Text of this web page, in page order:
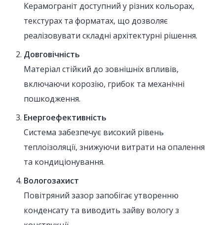
Керамограніт доступний у різних кольорах,
текстурах та форматах, що дозволяє
реалізовувати складні архітектурні рішення.
Довговічність
Матеріал стійкий до зовнішніх впливів,
включаючи корозію, грибок та механічні
пошкодження.
Енергоефективність
Система забезпечує високий рівень
теплоізоляції, знижуючи витрати на опалення
та кондиціонування.
Вологозахист
Повітряний зазор запобігає утворенню
конденсату та виводить зайву вологу з